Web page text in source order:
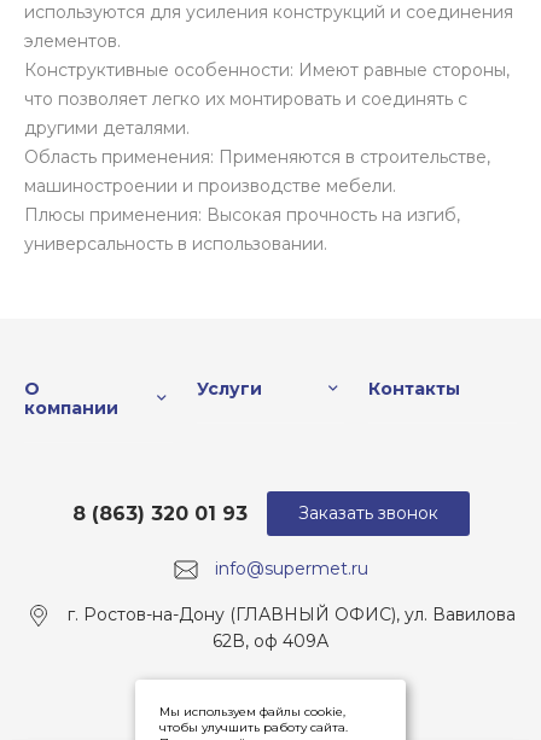
используются для усиления конструкций и соединения
элементов.
Конструктивные особенности: Имеют равные стороны,
что позволяет легко их монтировать и соединять с
другими деталями.
Область применения: Применяются в строительстве,
машиностроении и производстве мебели.
Плюсы применения: Высокая прочность на изгиб,
универсальность в использовании.
О
компании
Услуги Контакты
info@supermet.ru
8 (863) 320 01 93
г. Ростов-на-Дону (ГЛАВНЫЙ ОФИС), ул. Вавилова
62В, оф 409А
Заказать звонок
Мы используем файлы cookie,
чтобы улучшить работу сайта.